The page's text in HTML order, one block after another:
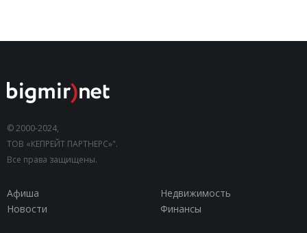
© 2000-2024,
ТОВ «КЕПРЕЙТ ПАРТНЕРС»".
Все права защищены.
Афиша
Недвижимость
Новости
Финансы